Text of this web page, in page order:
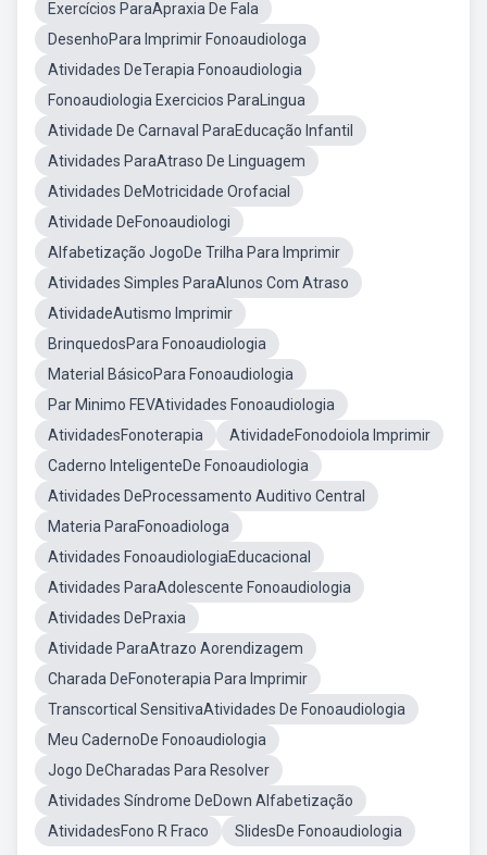
Exercícios ParaApraxia De Fala
DesenhoPara Imprimir Fonoaudiologa
Atividades DeTerapia Fonoaudiologia
Fonoaudiologia Exercicios ParaLingua
Atividade De Carnaval ParaEducação Infantil
Atividades ParaAtraso De Linguagem
Atividades DeMotricidade Orofacial
Atividade DeFonoaudiologi
Alfabetização JogoDe Trilha Para Imprimir
Atividades Simples ParaAlunos Com Atraso
AtividadeAutismo Imprimir
BrinquedosPara Fonoaudiologia
Material BásicoPara Fonoaudiologia
Par Minimo FEVAtividades Fonoaudiologia
AtividadesFonoterapia
AtividadeFonodoiola Imprimir
Caderno InteligenteDe Fonoaudiologia
Atividades DeProcessamento Auditivo Central
Materia ParaFonoadiologa
Atividades FonoaudiologiaEducacional
Atividades ParaAdolescente Fonoaudiologia
Atividades DePraxia
Atividade ParaAtrazo Aorendizagem
Charada DeFonoterapia Para Imprimir
Transcortical SensitivaAtividades De Fonoaudiologia
Meu CadernoDe Fonoaudiologia
Jogo DeCharadas Para Resolver
Atividades Síndrome DeDown Alfabetização
AtividadesFono R Fraco
SlidesDe Fonoaudiologia